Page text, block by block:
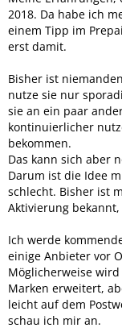
2018. Da habe ich
einem Tipp im
erst damit.
Bisher ist
nutze sie nur
sie an ein paar
kontinuierlicher
bekommen.
Das kann sich aber
Darum ist die Idee
schlecht. Bisher ist
Aktivierung
Ich werde
einige Anbieter vor
Möglicherweise
Marken erweitert,
leicht auf dem
schau ich mir an.